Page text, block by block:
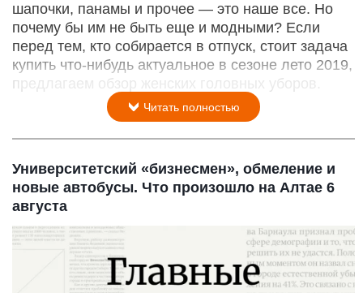
шапочки, панамы и прочее — это наше все. Но
почему бы им не быть еще и модными? Если
перед тем, кто собирается в отпуск, стоит задача
купить что-нибудь актуальное в сезоне лето 2019,
предлагаем обзор женских головных уборов.
Читать полностью
Университетский «бизнесмен», обмеление и
новые автобусы. Что произошло на Алтае 6
августа